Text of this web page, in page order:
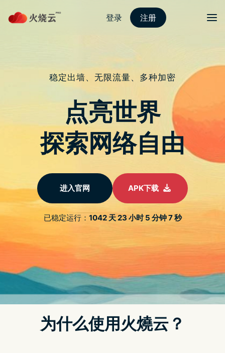
nordvpn 安卓
每日音乐|Shape of My Heart
He deals the cards as a meditation
And those he plays never suspect
他打牌从不迟疑
他打牌不是爲了所赢的钱
He doesn’t play for respect
也不是爲了获得尊重
他在牌局中找寻觅答案